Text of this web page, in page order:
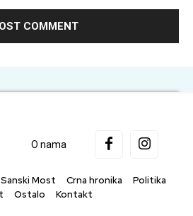
O nama
Sanski Most Crna hronika
Politika
Ostalo Kontakt